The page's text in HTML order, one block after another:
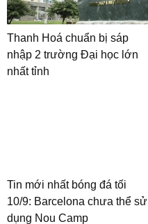
Thanh Hoá chuẩn bị sáp
nhập 2 trường Đại học lớn
nhất tỉnh
Tin mới nhất bóng đá tối
10/9: Barcelona chưa thể sử
dụng Nou Camp